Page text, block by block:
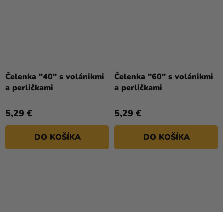
Čelenka ''40'' s volánikmi
a perličkami
5,29 €
DO KOŠÍKA
Čelenka ''60'' s volánikmi
a perličkami
5,29 €
DO KOŠÍKA